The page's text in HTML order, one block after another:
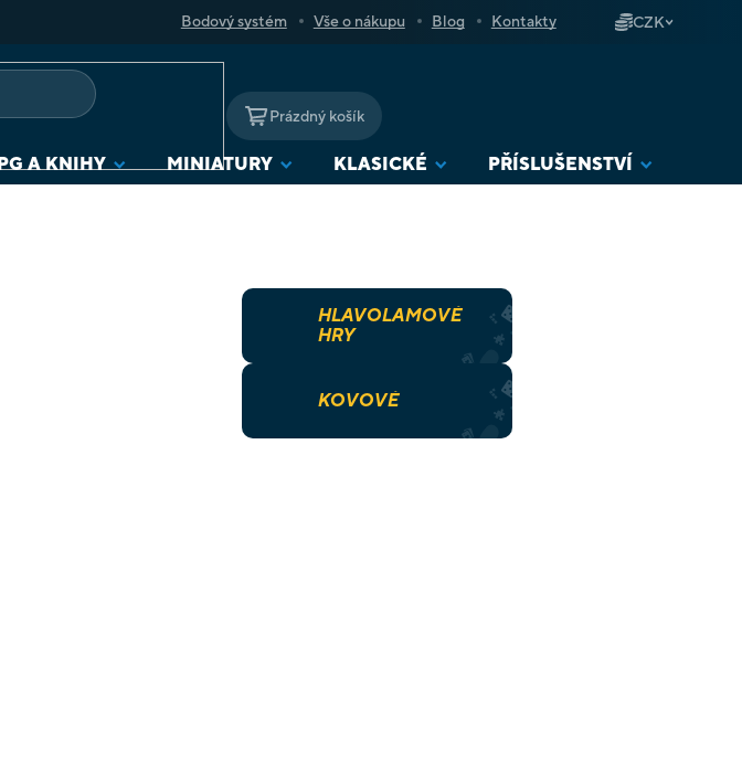
Bodový systém Vše o nákupu Blog Kontakty CZK
NÁKUPNÍ
KOŠÍK
Prázdný košík
A KNIHY MINIATURY KLASICKÉ PŘÍSLUŠENSTVÍ
HLAVOLAMOVÉ
HRY
KOVOVÉ